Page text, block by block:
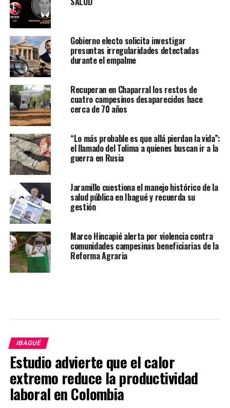
Gobierno electo solicita investigar
presuntas irregularidades detectadas
durante el empalme
Recuperan en Chaparral los restos de
cuatro campesinos desaparecidos hace
cerca de 70 años
“Lo más probable es que allá pierdan la vida”:
el llamado del Tolima a quienes buscan ir a la
guerra en Rusia
Jaramillo cuestiona el manejo histórico de la
salud pública en Ibagué y recuerda su
gestión
Marco Hincapié alerta por violencia contra
comunidades campesinas beneficiarias de la
Reforma Agraria
IBAGUÉ
Estudio advierte que el calor
extremo reduce la productividad
laboral en Colombia